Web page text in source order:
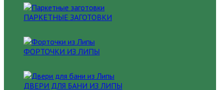
ПАРКЕТНЫЕ ЗАГОТОВКИ
ФОРТОЧКИ ИЗ ЛИПЫ
ДВЕРИ ДЛЯ БАНИ ИЗ ЛИПЫ